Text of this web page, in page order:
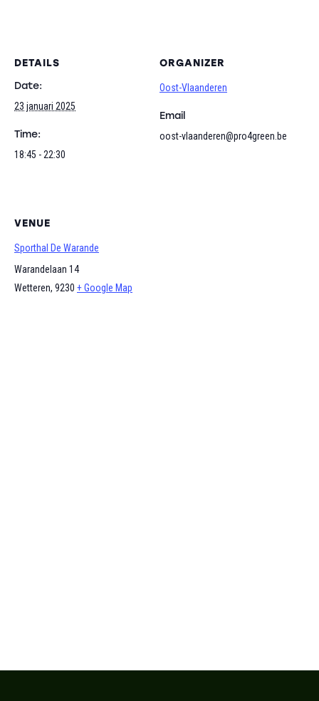
DETAILS
Date:
23 januari 2025
Time:
18:45 - 22:30
ORGANIZER
Oost-Vlaanderen
Email
oost-vlaanderen@pro4green.be
VENUE
Sporthal De Warande
Warandelaan 14
Wetteren, 9230 + Google Map